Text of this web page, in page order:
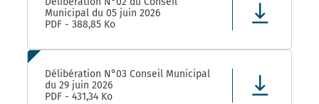
Municipal du 05 juin 2026
PDF - 388,85 Ko
Délibération N°03 Conseil Municipal
du 29 juin 2026
PDF - 431,34 Ko